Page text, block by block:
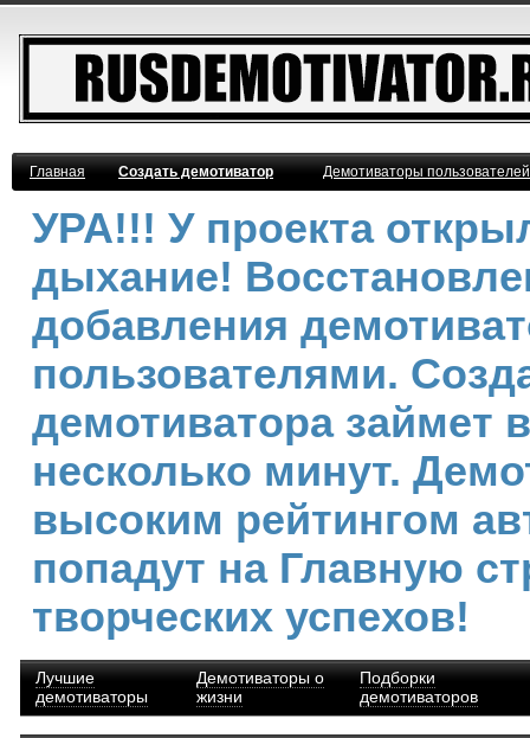
Главная Создать демотиватор Демотиваторы
УРА!!! У проекта
дыхание!
добавления
пользователями.
демотиватора займет
несколько минут.
высоким рейтингом
попадут на Главную
творческих успехов!
Лучшие
демотиваторы
Демотиваторы о
жизни
Подборки
демотиваторов